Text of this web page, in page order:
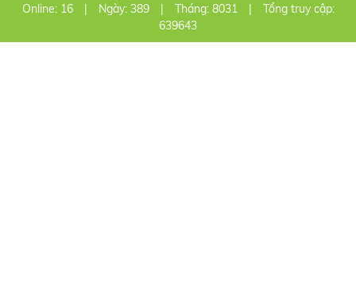
Online: 16
| Ngày: 389 | Tháng: 8031 |
Tổng truy cập:
639643